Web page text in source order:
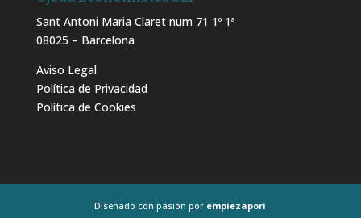
Sant Antoni Maria Claret num 71 1º 1ª
08025 – Barcelona
Aviso Legal
Política de Privacidad
Política de Cookies
Diseñado con pasión por empiezapori